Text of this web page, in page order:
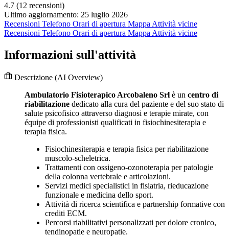
4.7 (12 recensioni)
Ultimo aggiornamento: 25 luglio 2026
Recensioni Telefono Orari di apertura Mappa Attività vicine
Recensioni Telefono Orari di apertura Mappa Attività vicine
Informazioni sull'attività
Descrizione (AI Overview)
Ambulatorio Fisioterapico Arcobaleno Srl è un centro di
riabilitazione dedicato alla cura del paziente e del suo stato di
salute psicofisico attraverso diagnosi e terapie mirate, con
équipe di professionisti qualificati in fisiochinesiterapia e
terapia fisica.
Fisiochinesiterapia e terapia fisica per riabilitazione
muscolo-scheletrica.
Trattamenti con ossigeno-ozonoterapia per patologie
della colonna vertebrale e articolazioni.
Servizi medici specialistici in fisiatria, rieducazione
funzionale e medicina dello sport.
Attività di ricerca scientifica e partnership formative con
crediti ECM.
Percorsi riabilitativi personalizzati per dolore cronico,
tendinopatie e neuropatie.